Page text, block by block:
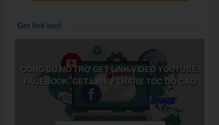
Get link tool
CÔNG CỤ HỖ TRỢ GET LINK VIDEO YOUTUBE,
FACEBOOK, GET LINK FSHARE TỐC DỘ CAO